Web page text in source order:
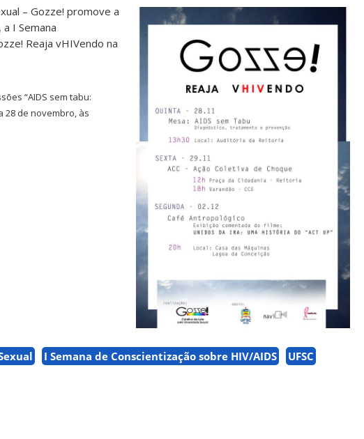
– Gozze! promove a
I Semana
Reaja vHIVendo na
“AIDS sem tabu:
28 de novembro, às
I Semana de Conscientização sobre HIV/AIDS UFSC